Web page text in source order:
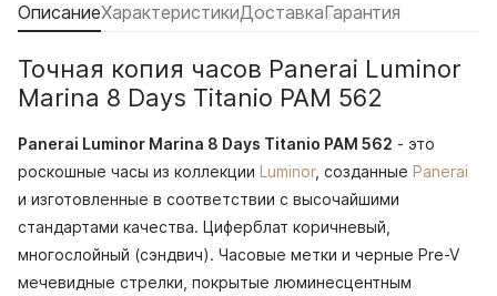
ОписаниеХарактеристикиДоставкаГарантия
Точная копия часов Panerai Luminor
Marina 8 Days Titanio PAM 562
Panerai Luminor Marina 8 Days Titanio PAM 562 - это
роскошные часы из коллекции Luminor, созданные Panerai
и изготовленные в соответствии с высочайшими
стандартами качества. Циферблат коричневый,
многослойный (сэндвич). Часовые метки и черные Pre-V
мечевидные стрелки, покрытые люминесцентным